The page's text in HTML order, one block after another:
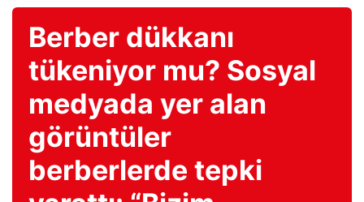
Berber dükkanı
tükeniyor mu? Sosyal
medyada yer alan
görüntüler
berberlerde tepki